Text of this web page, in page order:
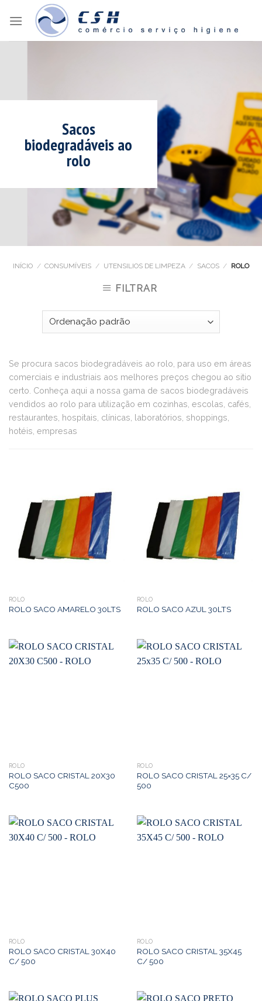
Sacos
biodegradáveis ao
rolo
INÍCIO / CONSUMÍVEIS / UTENSILIOS DE LIMPEZA / SACOS / ROLO
FILTRAR
Se procura sacos biodegradáveis ao rolo, para uso em áreas
comerciais e industriais aos melhores preços chegou ao sitio
certo. Conheça aqui a nossa gama de sacos biodegradáveis
vendidos ao rolo para utilização em cozinhas, escolas, cafés,
restaurantes, hospitais, clínicas, laboratórios, shoppings,
hotéis, empresas
ROLO
ROLO SACO AMARELO 30LTS
ROLO
ROLO SACO AZUL 30LTS
ROLO
ROLO SACO CRISTAL 20X30
C500
ROLO
ROLO SACO CRISTAL 25×35 C/
500
ROLO
ROLO SACO CRISTAL 30X40
C/ 500
ROLO
ROLO SACO CRISTAL 35X45
C/ 500